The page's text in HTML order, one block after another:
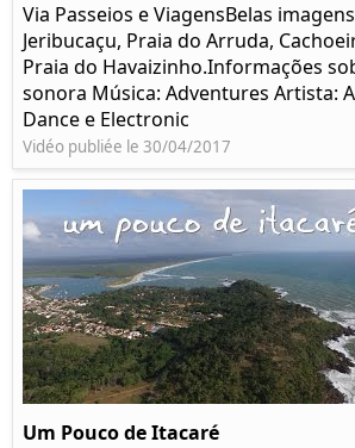
Via Passeios e ViagensBelas
Jeribucaçu, Praia do Arruda,
Praia do Havaizinho.Informações
sonora Música: Adventures Artista:
Dance e Electronic
Vidéo publiée le 30/04/2017
Um Pouco de Itacaré